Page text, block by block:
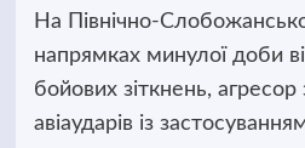
На Північно-
напрямках минулої доби
бойових зіткнень, агресор
авіаударів із